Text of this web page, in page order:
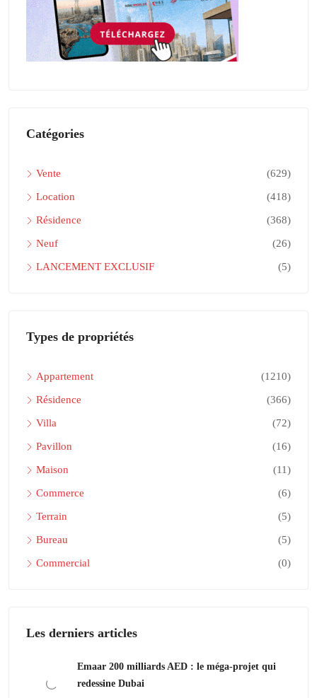
Catégories
Vente (629)
Location (418)
Résidence (368)
Neuf (26)
LANCEMENT EXCLUSIF (5)
Types de propriétés
Appartement (1210)
Résidence (366)
Villa (72)
Pavillon (16)
Maison (11)
Commerce (6)
Terrain (5)
Bureau (5)
Commercial (0)
Les derniers articles
Emaar 200 milliards AED : le méga-projet qui
redessine Dubai